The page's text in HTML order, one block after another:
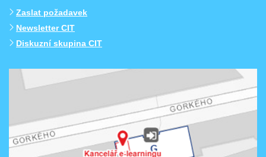
Zaslat požadavek
Newsletter CIT
Diskuzní skupina CIT